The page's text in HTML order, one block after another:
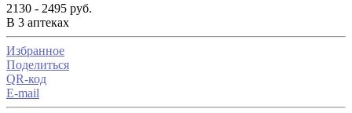
2130 - 2495 руб.
В 3 аптеках
Избранное
Поделиться
QR-код
E-mail